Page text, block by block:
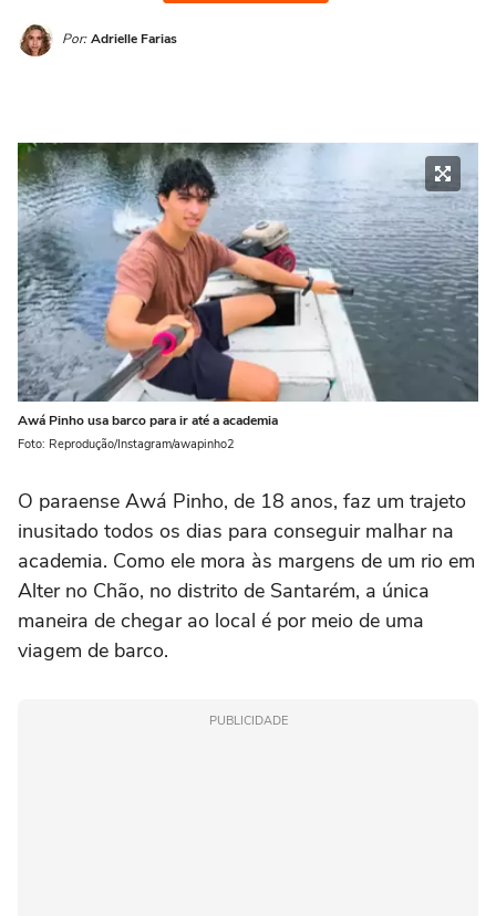
Por: Adrielle Farias
Awá Pinho usa barco para ir até a academia
Foto: Reprodução/Instagram/awapinho2
O paraense Awá Pinho, de 18 anos, faz um trajeto
inusitado todos os dias para conseguir malhar na
academia. Como ele mora às margens de um rio em
Alter no Chão, no distrito de Santarém, a única
maneira de chegar ao local é por meio de uma
viagem de barco.
PUBLICIDADE